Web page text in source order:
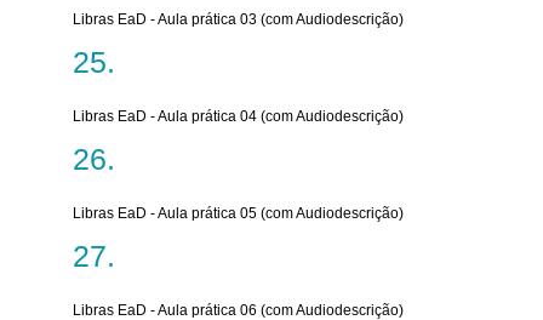
Libras EaD - Aula prática 03 (com Audiodescrição)
Libras EaD - Aula prática 04 (com Audiodescrição)
Libras EaD - Aula prática 05 (com Audiodescrição)
Libras EaD - Aula prática 06 (com Audiodescrição)